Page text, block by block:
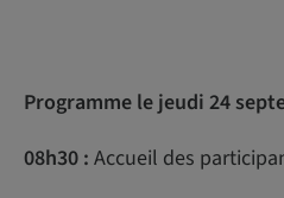
Programme le jeudi 24
08h30 : Accueil des